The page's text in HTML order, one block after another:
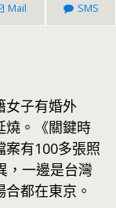
Mail SMS
女子有婚外
燒。《關鍵時
案有100多張照
，一邊是台灣
都在東京。